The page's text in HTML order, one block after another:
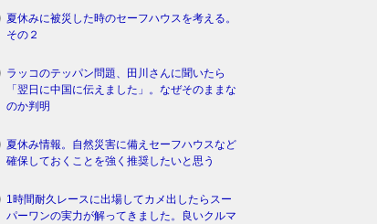
夏休みに被災した時のセーフハウスを考える。
その２
ラッコのテッパン問題、田川さんに聞いたら
「翌日に中国に伝えました」。なぜそのままな
のか判明
夏休み情報。自然災害に備えセーフハウスなど
確保しておくことを強く推奨したいと思う
1時間耐久レースに出場してカメ出したらスー
パーワンの実力が解ってきました。良いクルマ